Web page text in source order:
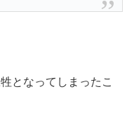
となってしまったこ